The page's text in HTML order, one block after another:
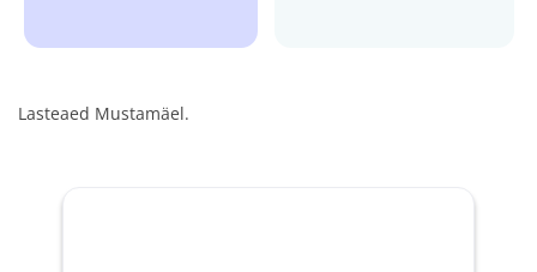
Lasteaed Mustamäel.